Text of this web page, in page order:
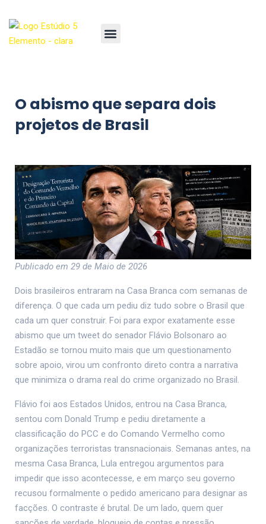
O abismo que separa dois
projetos de Brasil
Publicado em 29 de Maio de 2026
Dois brasileiros entraram na Casa Branca com semanas de
diferença. O que cada um pediu diz tudo sobre o Brasil que
cada um quer construir. Foi para expor exatamente esse
abismo que um tweet do senador Flávio Bolsonaro ao
Estadão se tornou muito mais que um questionamento
sobre apoio, virou um confronto direto contra a narrativa
que minimiza o drama real do crime organizado no Brasil.
Flávio foi aos Estados Unidos, entrou na Casa Branca,
sentou com Donald Trump e pediu diretamente a
classificação do PCC e do Comando Vermelho como
organizações terroristas transnacionais. Semanas antes, na
mesma Casa Branca, Lula entregou argumentos para
impedir que isso acontecesse, e em março seu governo
recusou formalmente o pedido americano para designar as
facções. O contraste é brutal. De um lado, quem quer